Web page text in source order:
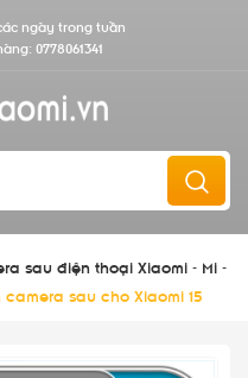
ngày trong tuần
0778061341
sau điện thoại Xiaomi - Mi -
camera sau cho Xiaomi 15